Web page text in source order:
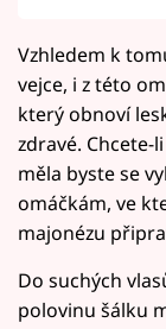
Vzhledem k
vejce, i z této
který obnoví
zdravé. Chcete-
měla byste se
omáčkám, ve
majonézu
Do suchých
polovinu šálku